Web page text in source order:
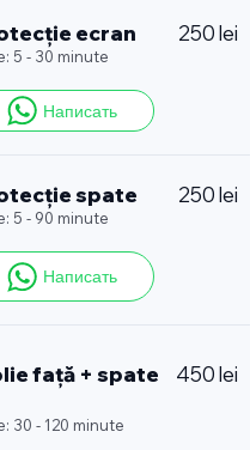
ecran 250 lei
5 - 30 minute
Написать
spate 250 lei
5 - 90 minute
Написать
față + spate
450 lei
30 - 120 minute